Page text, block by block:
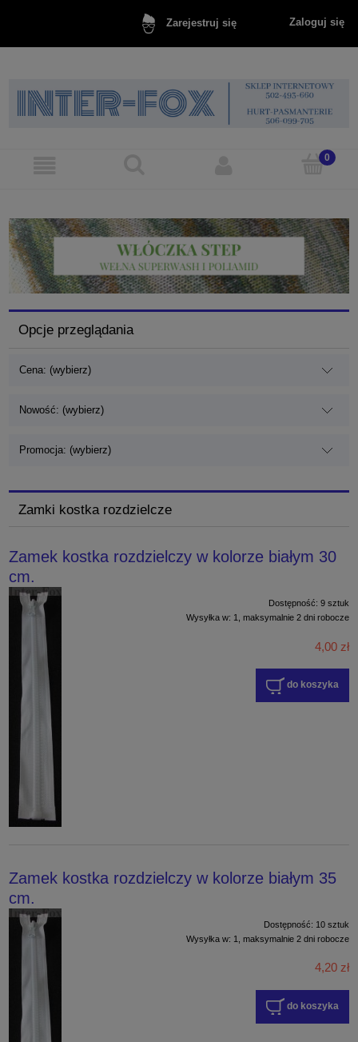
Zarejestruj się Zaloguj się
Opcje przeglądania
Cena: (wybierz)
Nowość: (wybierz)
Promocja: (wybierz)
Zamki kostka rozdzielcze
Zamek kostka rozdzielczy w kolorze białym 30
cm.
Dostępność: 9 sztuk
Wysyłka w: 1, maksymalnie 2 dni robocze
4,00 zł
do koszyka
Zamek kostka rozdzielczy w kolorze białym 35
cm.
Dostępność: 10 sztuk
Wysyłka w: 1, maksymalnie 2 dni robocze
4,20 zł
do koszyka